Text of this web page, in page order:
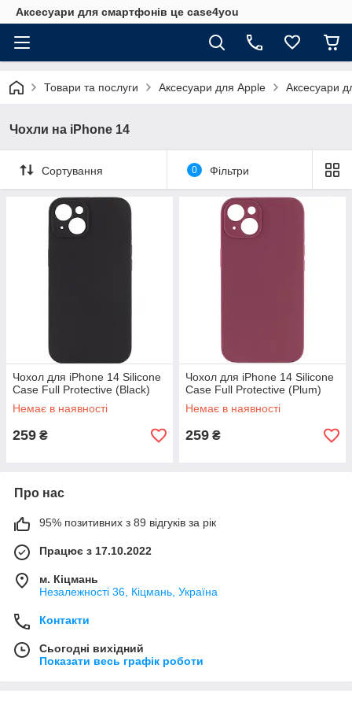
Аксесуари для смартфонів це case4you
Товари та послуги Аксесуари для Apple Аксесуари
Чохли на iPhone 14
Сортування 0 Фільтри
Чохол для iPhone 14 Silicone
Case Full Protective (Black)
Немає в наявності
259 ₴
Чохол для iPhone 14 Silicone
Case Full Protective (Plum)
Немає в наявності
259 ₴
Про нас
95% позитивних з 89 відгуків за рік
Працює з 17.10.2022
м. Кіцмань
Незалежності 36, Кіцмань, Україна
Контакти
Сьогодні вихідний
Показати весь графік роботи